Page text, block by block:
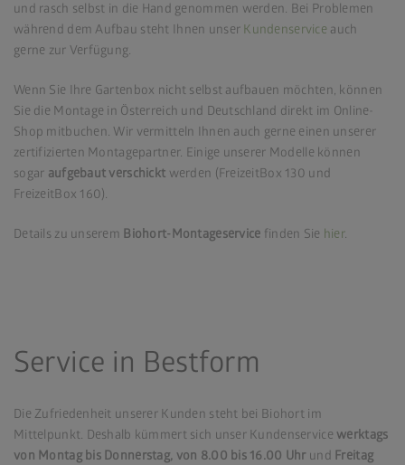
und rasch selbst in die Hand genommen werden. Bei Problemen
während dem Aufbau steht Ihnen unser Kundenservice auch
gerne zur Verfügung.
Wenn Sie Ihre Gartenbox nicht selbst aufbauen möchten, können
Sie die Montage in Österreich und Deutschland direkt im Online-
Shop mitbuchen. Wir vermitteln Ihnen auch gerne einen unserer
zertifizierten Montagepartner. Einige unserer Modelle können
sogar aufgebaut verschickt werden (FreizeitBox 130 und
FreizeitBox 160).
Details zu unserem Biohort-Montageservice finden Sie hier.
Service in Bestform
Die Zufriedenheit unserer Kunden steht bei Biohort im
Mittelpunkt. Deshalb kümmert sich unser Kundenservice werktags
von Montag bis Donnerstag, von 8.00 bis 16.00 Uhr und Freitag